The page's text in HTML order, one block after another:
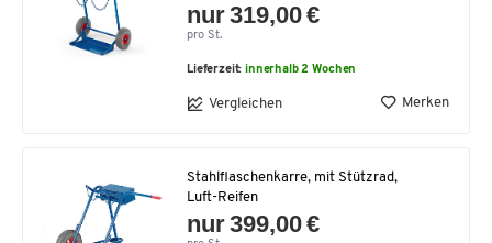
nur 319,00 €
pro St.
Lieferzeit:innerhalb 2 Wochen
Vergleichen Merken
Stahlflaschenkarre, mit Stützrad,
Luft-Reifen
nur 399,00 €